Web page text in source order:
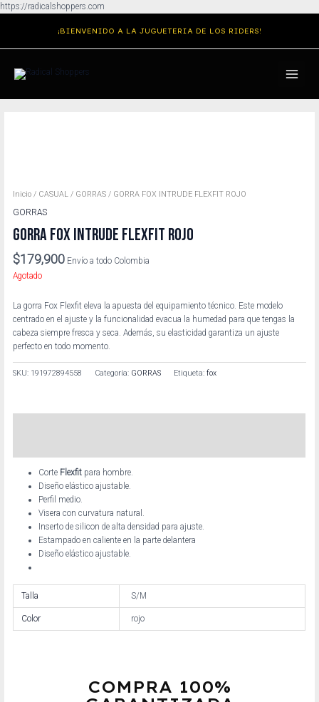
https://radicalshoppers.com
contenido
¡BIENVENIDO A LA JUGUETERIA DE LOS RIDERS!
MENU
Inicio / CASUAL / GORRAS / GORRA FOX INTRUDE FLEXFIT ROJO
GORRAS
GORRA FOX INTRUDE FLEXFIT ROJO
$179,900 Envío a todo Colombia
Agotado
La gorra Fox Flexfit eleva la apuesta del equipamiento técnico. Este modelo
centrado en el ajuste y la funcionalidad evacua la humedad para que tengas la
cabeza siempre fresca y seca. Además, su elasticidad garantiza un ajuste
perfecto en todo momento.
SKU: 191972894558 Categoría: GORRAS Etiqueta:fox
Corte Flexfit para hombre.
Diseño elástico ajustable.
Perfil medio.
Visera con curvatura natural.
Inserto de silicon de alta densidad para ajuste.
Estampado en caliente en la parte delantera
Diseño elástico ajustable.
Talla S/M
Color rojo
COMPRA 100%